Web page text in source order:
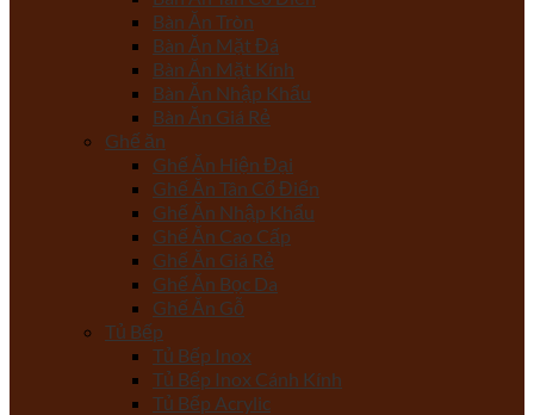
Bàn Ăn Tròn
Bàn Ăn Mặt Đá
Bàn Ăn Mặt Kính
Bàn Ăn Nhập Khẩu
Bàn Ăn Giá Rẻ
Ghế ăn
Ghế Ăn Hiện Đại
Ghế Ăn Tân Cổ Điển
Ghế Ăn Nhập Khẩu
Ghế Ăn Cao Cấp
Ghế Ăn Giá Rẻ
Ghế Ăn Bọc Da
Ghế Ăn Gỗ
Tủ Bếp
Tủ Bếp Inox
Tủ Bếp Inox Cánh Kính
Tủ Bếp Acrylic